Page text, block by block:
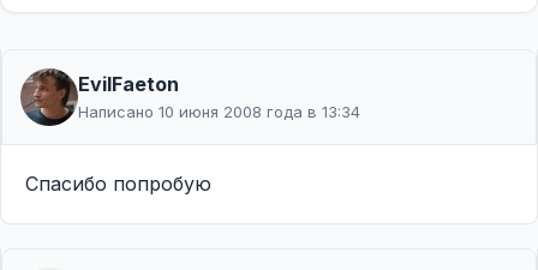
EvilFaeton
Написано 10 июня 2008 года в 13:34
Спасибо попробую